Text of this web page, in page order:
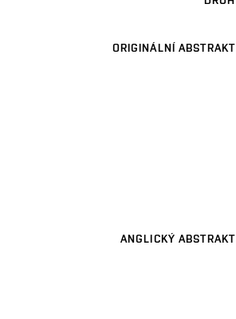
ORIGINÁLNÍ ABSTRAKT
ANGLICKÝ ABSTRAKT